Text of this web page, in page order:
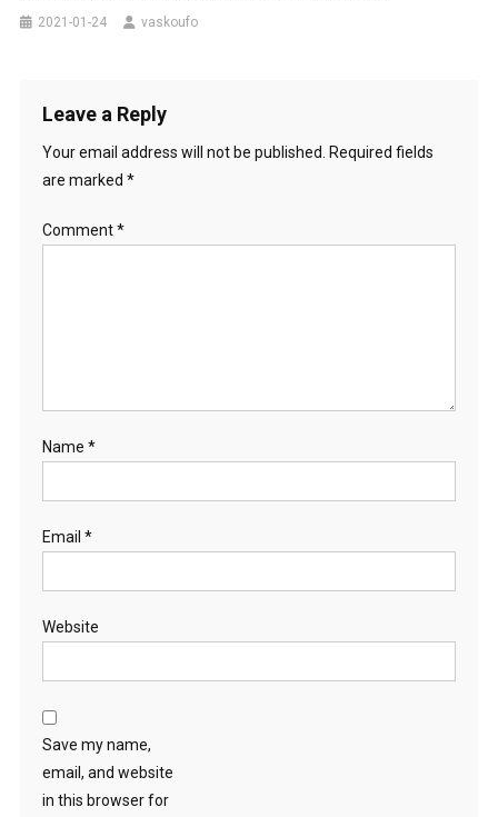
2021-01-24 vaskoufo
Leave a Reply
Your email address will not be published. Required fields
are marked *
Comment*
Name *
Email *
Website
Save my name,
email, and website
in this browser for